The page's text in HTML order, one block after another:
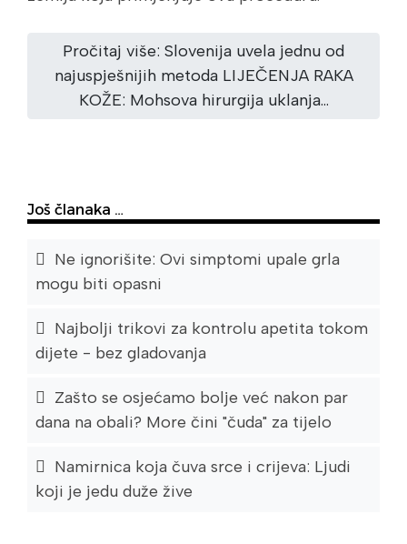
Pročitaj više: Slovenija uvela jednu od
najuspješnijih metoda LIJEČENJA RAKA
KOŽE: Mohsova hirurgija uklanja...
Još članaka …
Ne ignorišite: Ovi simptomi upale grla
mogu biti opasni
Najbolji trikovi za kontrolu apetita tokom
dijete - bez gladovanja
Zašto se osjećamo bolje već nakon par
dana na obali? More čini "čuda" za tijelo
Namirnica koja čuva srce i crijeva: Ljudi
koji je jedu duže žive